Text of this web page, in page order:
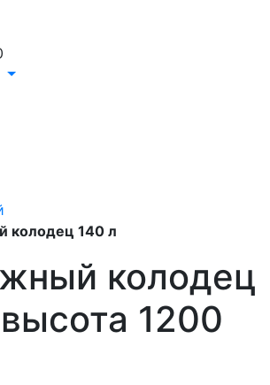
колодец 140 л
колодец
1200